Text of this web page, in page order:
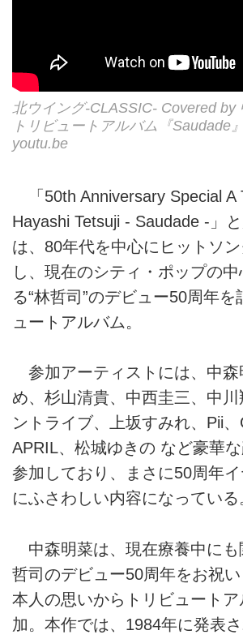
北ウイング-CLASSIC- Covered by
トリビュートアルバム『Saudade
youtu.be
「50th Anniversary Special A
Hayashi Tetsuji - Saudade -」
は、80年代を中心にヒットソ
し、現在のシティ・ポップの
る“林哲司”のデビュー50周年
ュートアルバム。
参加アーティストには、中森
め、杉山清貴、中西圭三、中川
ントライブ、上坂すみれ、Pii
APRIL、松城ゆきの など豪華
参加しており、まさに50周年
にふさわしい内容になっている
中森明菜は、現在療養中にも
哲司のデビュー50周年をお祝い
本人の思いからトリビュート
加。本作では、1984年に発表